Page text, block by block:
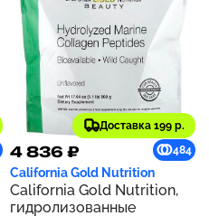
Доставка 199 р.
4 836 ₽ 484
California Gold Nutrition
California Gold Nutrition,
гидролизованные